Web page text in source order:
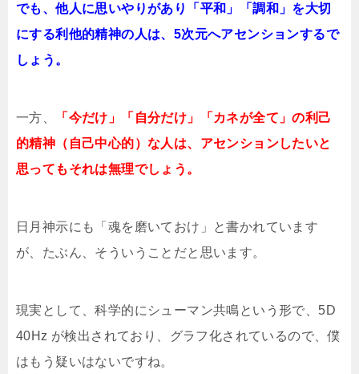
でも、他人に思いやりがあり「平和」「調和」を大切
にする利他的精神の人は、5次元へアセンションするで
しょう。
一方、
「今だけ」「自分だけ」「カネが全て」の利己
的精神（自己中心的）な人は、アセンションしたいと
思ってもそれは無理でしょう。
日月神示にも「魂を磨いておけ」と書かれています
が、たぶん、そういうことだと思います。
現実として、科学的にシューマン共鳴という形で、5D
40Hz が検出されており、グラフ化されているので、僕
はもう疑いはないですね。